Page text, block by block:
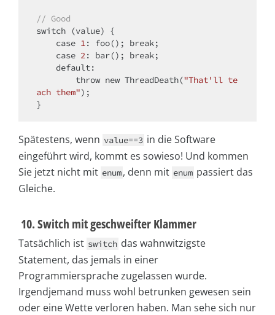
// Good
switch (value) {
case 1 : foo(); break;
case 2 : bar(); break;
default:
throw new ThreadDeath("That'll te
ach them");
Spätestens, wenn value==3 in die Software
eingeführt wird, kommt es sowieso! Und kommen
Sie jetzt nicht mit enum, denn mit enum passiert das
Gleiche.
10. Switch mit geschweifter Klammer
Tatsächlich ist switch das wahnwitzigste
Statement, das jemals in einer
Programmiersprache zugelassen wurde.
Irgendjemand muss wohl betrunken gewesen sein
oder eine Wette verloren haben. Man sehe sich nur